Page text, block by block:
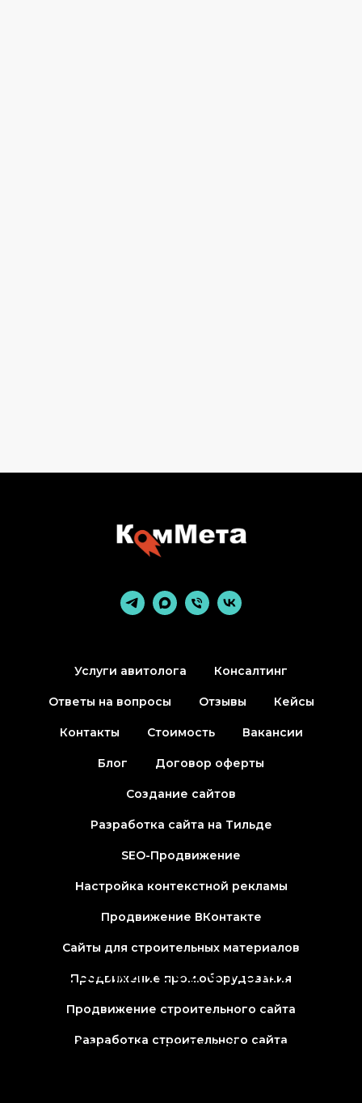
Свяжитесьс нами!
Введите номер телефона и
выберите удобный способ
Услуги авитолога Консалтинг
Ответы на вопросы Отзывы Кейсы
Контакты Стоимость Вакансии
Блог Договор оферты
Создание сайтов
Разработка сайта на Тильде
SEO-Продвижение
Настройка контекстной рекламы
Продвижение ВКонтакте
Сайты для строительных материалов
Продвижение пром.оборудования
Продвижение строительного сайта
Разработка строительного сайта